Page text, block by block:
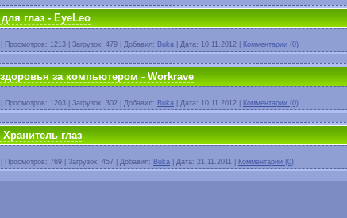
глаз - EyeLeo
Просмотров: 1213 Загрузок: 479 Добавил: Buka Дата: 10.11.2012 Комментарии (0)
за компьютером - Workrave
Просмотров: 1203 Загрузок: 302 Добавил: Buka Дата: 10.11.2012 Комментарии (0)
Хранитель глаз
Просмотров: 769 Загрузок: 457 Добавил: Buka Дата: 21.11.2011 Комментарии (0)